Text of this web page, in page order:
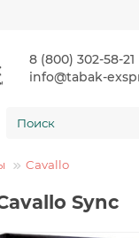
8 (800) 302-58-21
info@tabak-
Cavallo
Sync